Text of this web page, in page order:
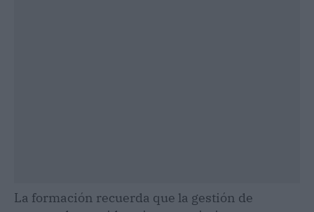
La formación recuerda que la gestión de